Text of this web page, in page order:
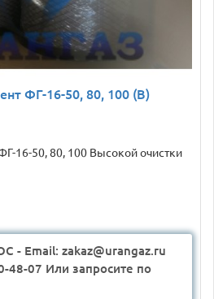
ФГ-16-50, 80, 100 (В)
16-50, 80, 100 Высокой очистки
- Email: zakaz@urangaz.ru
48-07 Или запросите по